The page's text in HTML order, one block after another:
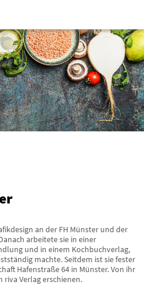
an der FH Münster und der
arbeitete sie in einer
und in einem Kochbuchverlag,
machte. Seitdem ist sie fester
Hafenstraße 64 in Münster. Von ihr
riva Verlag erschienen.